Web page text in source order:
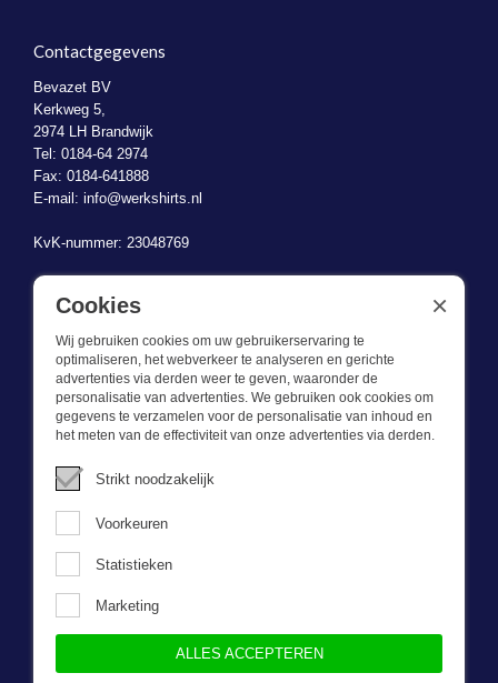
Contactgegevens
Bevazet BV
Kerkweg 5,
2974 LH Brandwijk
Tel: 0184-64 2974
Fax: 0184-641888
E-mail: info@werkshirts.nl
KvK-nummer: 23048769
BTW-identificatienummer: NL823470787B01
Wat we doen
Deze webshop is onderdeel van BEVAZET BV. Bevazet levert al
sinds 1983 bedrijfskleding aan grote en kleinere ondernemingen.
We hebben een eigen winkel/showroom in Brandwijk. Onze klanten
bieden we kwalitatief goede en sterke bedrijfskleding tegen een
scherpe prijs. Onze service is snel, we zijn voorraadhoudend,
eigen ontwerpster. Neem gerust contact met ons op.
Cookies
Wij gebruiken cookies om uw gebruikerservaring te
optimaliseren, het webverkeer te analyseren en gerichte
advertenties via derden weer te geven, waaronder de
personalisatie van advertenties. We gebruiken ook cookies om
gegevens te verzamelen voor de personalisatie van inhoud en
het meten van de effectiviteit van onze advertenties via derden.
Strikt noodzakelijk
Voorkeuren
Statistieken
Marketing
ALLES ACCEPTEREN
×